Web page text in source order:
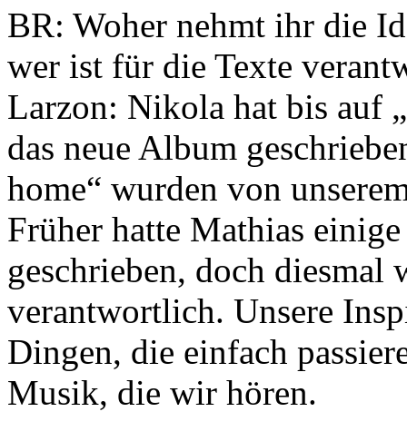
BR: Woher nehmt ihr die
wer ist für die Texte
Larzon: Nikola hat bis auf
das neue Album
home“ wurden von
Früher hatte Mathias
geschrieben, doch
verantwortlich. Unsere
Dingen, die einfach
Musik, die wir hören.